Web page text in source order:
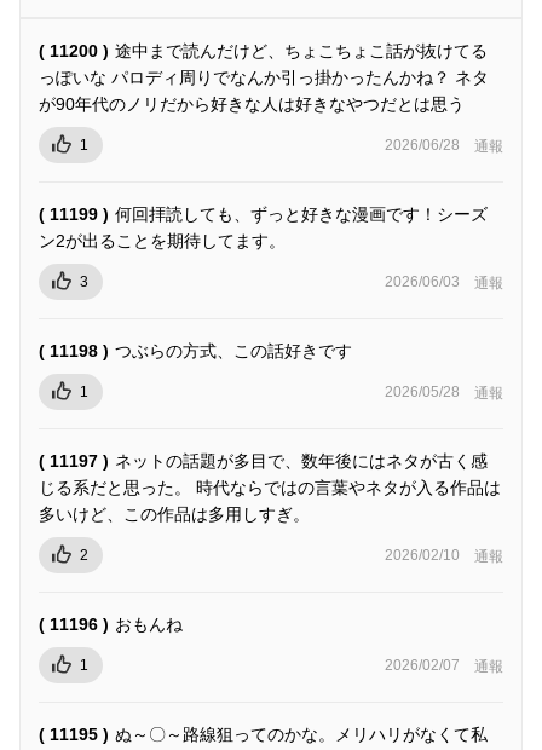
( 11200 ) 途中まで読んだけど、ちょこちょこ話が抜けてる
っぽいな パロディ周りでなんか引っ掛かったんかね？ ネタ
が90年代のノリだから好きな人は好きなやつだとは思う
1 2026/06/28 通報
( 11199 ) 何回拝読しても、ずっと好きな漫画です！シーズ
ン2が出ることを期待してます。
3 2026/06/03 通報
( 11198 ) つぶらの方式、この話好きです
1 2026/05/28 通報
( 11197 ) ネットの話題が多目で、数年後にはネタが古く感
じる系だと思った。 時代ならではの言葉やネタが入る作品は
多いけど、この作品は多用しすぎ。
2 2026/02/10 通報
( 11196 ) おもんね
1 2026/02/07 通報
( 11195 ) ぬ～〇～路線狙ってのかな。メリハリがなくて私